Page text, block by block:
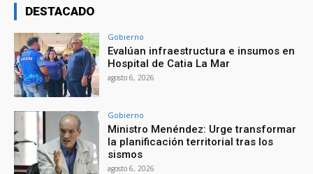
DESTACADO
Gobierno
Evalúan infraestructura e insumos en
Hospital de Catia La Mar
agosto 6, 2026
Gobierno
Ministro Menéndez: Urge transformar
la planificación territorial tras los
sismos
agosto 6, 2026